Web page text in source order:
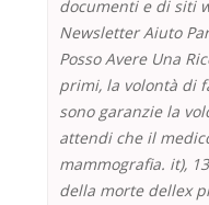
documenti e di siti
Newsletter Aiuto
Posso Avere Una
primi, la volontà di
sono garanzie la
attendi che il
mammografia. it),
della morte dellex